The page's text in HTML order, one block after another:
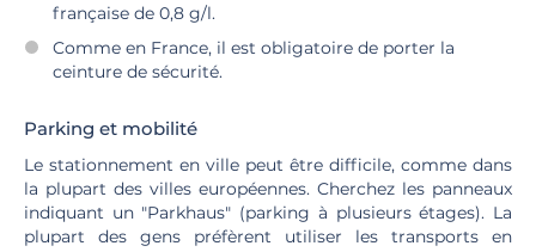
française de 0,8 g/l.
Comme en France, il est obligatoire de porter la
ceinture de sécurité.
Parking et mobilité
Le stationnement en ville peut être difficile, comme dans
la plupart des villes européennes. Cherchez les panneaux
indiquant un "Parkhaus" (parking à plusieurs étages). La
plupart des gens préfèrent utiliser les transports en